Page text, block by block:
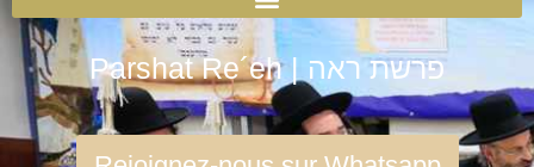
Parshat Re´eh | פרשת ראה